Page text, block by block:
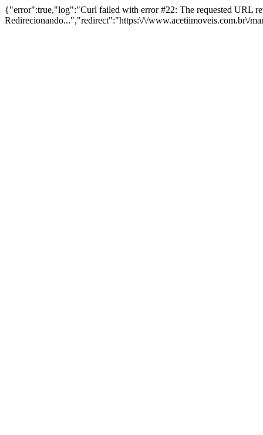
{"error":true,"log":"Curl failed with error #22: The requested URL
Redirecionando...","redirect":"https:\/\/www.acetiimoveis.com.br\/